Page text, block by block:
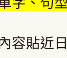
容貼近